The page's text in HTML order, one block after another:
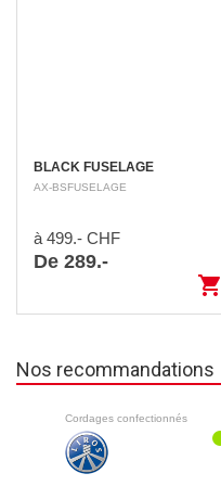
BLACK FUSELAGE
AX-BSFUSELAGE
à 499.- CHF
De 289.-
shopping_cart
Nos recommandations
Cordages confectionnés